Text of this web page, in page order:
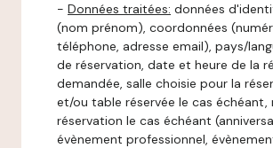
- Données traitées: données
(nom prénom), coordonnées
téléphone, adresse email), pays/
de réservation, date et heure de la
demandée, salle choisie pour la
et/ou table réservée le cas échéant,
réservation le cas échéant
évènement professionnel,